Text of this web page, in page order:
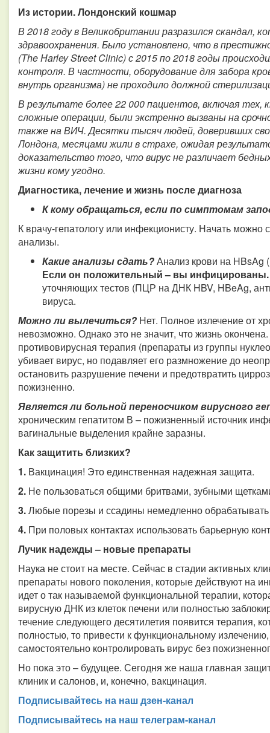
Из истории. Лондонский кошмар
В 2018 году в Великобритании разразился скандал,
здравоохранения. Было установлено, что в
(The Harley Street Clinic) с 2015 по 2018 годы
контроля. В частности, оборудование для забора
внутрь организма) не проходило должной
В результате более 22 000 пациентов, включая тех,
сложные операции, были экстренно вызваны на
также на ВИЧ. Десятки тысяч людей, доверивших
Лондона, месяцами жили в страхе, ожидая
доказательство того, что вирус не различает
жизни кому угодно.
Диагностика, лечение и жизнь после диагноза
К кому обращаться, если по симптомам
К врачу-гепатологу или инфекционисту. Начать можно
анализы.
Какие анализы сдать?Анализ крови на HBsAg
Если он положительный – вы инфицированы.
уточняющих тестов (ПЦР на ДНК HBV, HBeAg,
вируса.
Можно ли вылечиться? Нет. Полное излечение от
невозможно. Однако это не значит, что жизнь
противовирусная терапия (препараты из группы
убивает вирус, но подавляет его размножение до
остановить разрушение печени и предотвратить
пожизненно.
Является ли больной переносчиком вирусного
хроническим гепатитом В – пожизненный источник
вагинальные выделения крайне заразны.
Как защитить близких?
1. Вакцинация! Это единственная надежная защита.
2. Не пользоваться общими бритвами, зубными
3.Любые порезы и ссадины немедленно обрабатывать
4. При половых контактах использовать барьерную
Лучик надежды – новые препараты
Наука не стоит на месте. Сейчас в стадии активных
препараты нового поколения, которые действуют на
идет о так называемой функциональной терапии,
вирусную ДНК из клеток печени или полностью
течение следующего десятилетия появится терапия,
полностью, то привести к функциональному
самостоятельно контролировать вирус без
Но пока это – будущее. Сегодня же наша главная
клиник и салонов, и, конечно, вакцинация.
Подписывайтесь на наш дзен-канал
Подписывайтесь на наш телеграм-канал